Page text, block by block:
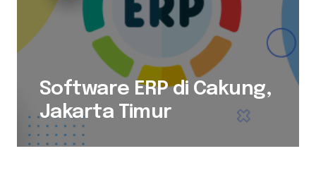
Software ERP di Cakung,
Jakarta Timur